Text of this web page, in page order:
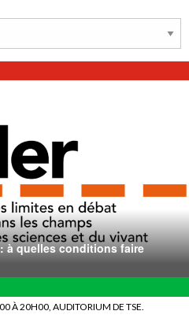
à quelles conditions faire
À 20H00, AUDITORIUM DE TSE.